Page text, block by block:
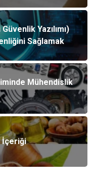
Yazılımı)
Sağlamak
Mühendislik
İçeriği